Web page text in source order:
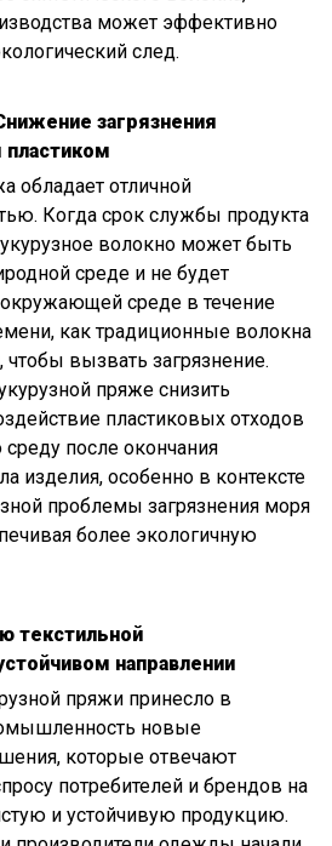
может эффективно
след.
загрязнения
обладает отличной
Когда срок службы продукта
волокно может быть
среде и не будет
среде в течение
как традиционные волокна
чтобы вызвать загрязнение.
пряже снизить
пластиковых отходов
после окончания
изделия, особенно в контексте
проблемы загрязнения моря
более экологичную
текстильной
направлении
пряжи принесло в
новые
которые отвечают
потребителей и брендов на
и устойчивую продукцию.